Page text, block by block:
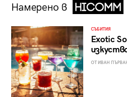
Намерено в
СЪБИТИЯ
Exotic
ОТ ИВАН